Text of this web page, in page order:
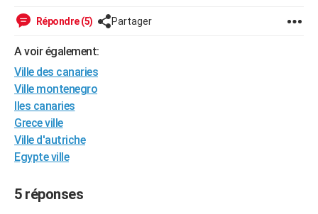
BONS PLANS
CARTE DE VOEUX
Carte de Noël
Carte Bonne année
Carte Saint-Valentin
Carte Pâques
Carte d'anniversaire
DICTIONNAIRE
Dictionnaire
Biographies
Citations
Expressions
Proverbes
PROGRAMME TV
S'inscrire
Se connecter
Lycées
Collèges
Primaires
Universités
Entreprises
Service militaire
Avis de recherche
AVIS DE DÉCÈS
FORUM
Répondre (5) Partager
A voir également:
Ville des canaries
Ville montenegro
Iles canaries
Grece ville
Ville d'autriche
Egypte ville
5 réponses